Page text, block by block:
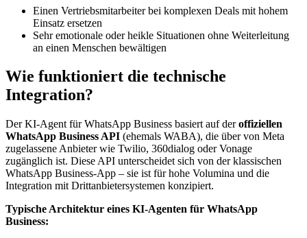
Einen Vertriebsmitarbeiter bei komplexen Deals mit hohem
Einsatz ersetzen
Sehr emotionale oder heikle Situationen ohne Weiterleitung
an einen Menschen bewältigen
Wie funktioniert die technische
Integration?
Der KI-Agent für WhatsApp Business basiert auf deroffiziellen
WhatsApp Business API (ehemals WABA), die über von Meta
zugelassene Anbieter wie Twilio, 360dialog oder Vonage
zugänglich ist. Diese API unterscheidet sich von der klassischen
WhatsApp Business-App – sie ist für hohe Volumina und die
Integration mit Drittanbietersystemen konzipiert.
Typische Architektur eines KI-Agenten für WhatsApp
Business: